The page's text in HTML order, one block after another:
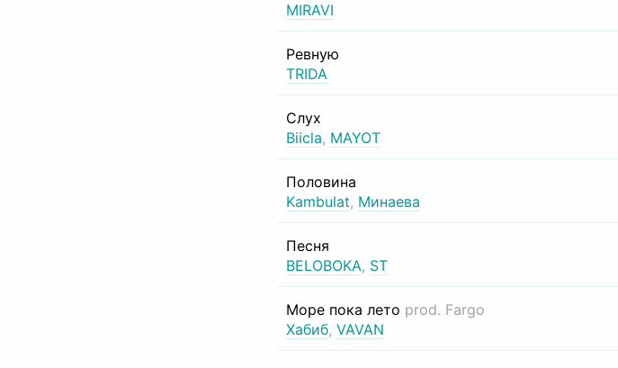
MIRAVI
Ревную
TRIDA
Слух
Biicla, MAYOT
Половина
Kambulat, Минаева
Песня
BELOBOKA, ST
Море пока лето prod. Fargo
Хабиб, VAVAN